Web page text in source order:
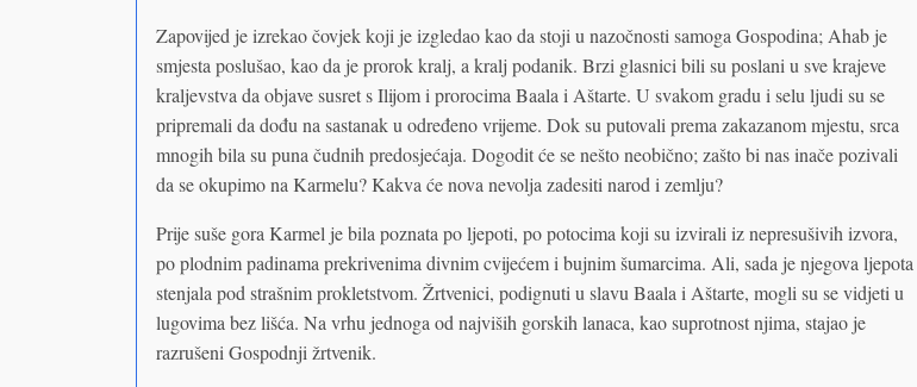
Zapovijed je izrekao čovjek koji je izgledao kao da stoji u nazočnosti samoga Gospodina; Ahab je
smjesta poslušao, kao da je prorok kralj, a kralj podanik. Brzi glasnici bili su poslani u sve krajeve
kraljevstva da objave susret s Ilijom i prorocima Baala i Aštarte. U svakom gradu i selu ljudi su se
pripremali da dođu na sastanak u određeno vrijeme. Dok su putovali prema zakazanom mjestu, srca
mnogih bila su puna čudnih predosjećaja. Dogodit će se nešto neobično; zašto bi nas inače pozivali
da se okupimo na Karmelu? Kakva će nova nevolja zadesiti narod i zemlju?
Prije suše gora Karmel je bila poznata po ljepoti, po potocima koji su izvirali iz nepresušivih izvora,
po plodnim padinama prekrivenima divnim cvijećem i bujnim šumarcima. Ali, sada je njegova ljepota
stenjala pod strašnim prokletstvom. Žrtvenici, podignuti u slavu Baala i Aštarte, mogli su se vidjeti u
lugovima bez lišća. Na vrhu jednoga od najviših gorskih lanaca, kao suprotnost njima, stajao je
razrušeni Gospodnji žrtvenik.